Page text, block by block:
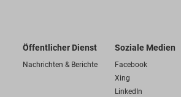
Öffentlicher Dienst
Nachrichten & Berichte
Soziale Medien
Facebook
Xing
LinkedIn